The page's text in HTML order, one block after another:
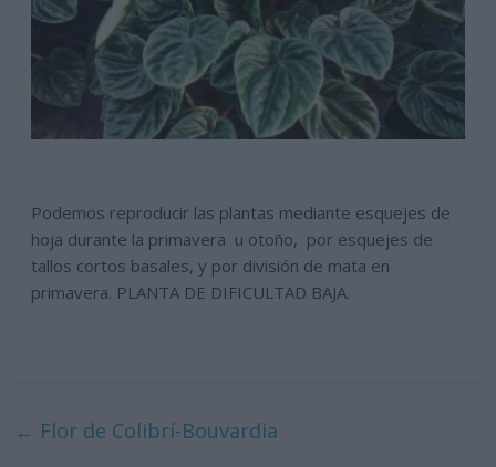
Podemos reproducir las plantas mediante esquejes de
hoja durante la primavera u otoño, por esquejes de
tallos cortos basales, y por división de mata en
primavera. PLANTA DE DIFICULTAD BAJA.
← Flor de Colibrí-Bouvardia